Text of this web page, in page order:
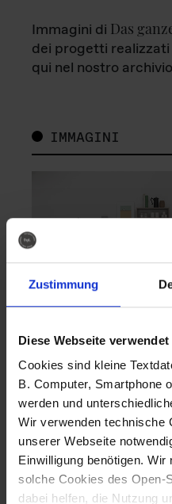
Zustimmung
Diese Webseite
Cookies sind kleine
B. Computer, Smartphone
werden und
Wir verwenden technische
unserer Webseite
Einwilligung benötigen.
solche Cookies des Open-
dabei helfen, die Nutzung
Immagini di Das
dei progetti
qui nel nostro
IMMAGINI
Fotografo: Lorenz
Sternbach
Download